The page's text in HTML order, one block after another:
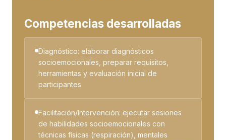
Competencias desarrolladas
Diagnóstico: elaborar diagnósticos
socioemocionales, preparar requisitos,
herramientas y evaluación inicial de
participantes
Facilitación/Intervención: ejecutar sesiones
de habilidades socioemocionales con
técnicas físicas (respiración), mentales